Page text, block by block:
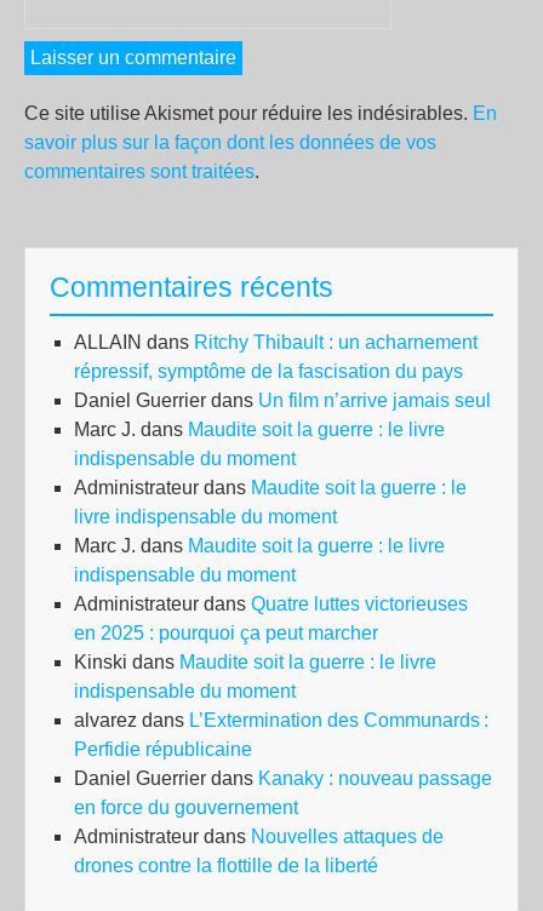
Ce site utilise Akismet pour réduire les indésirables. En
savoir plus sur la façon dont les données de vos
commentaires sont traitées.
Commentaires récents
ALLAIN dans Ritchy Thibault : un acharnement
répressif, symptôme de la fascisation du pays
Daniel Guerrier dans Un film n’arrive jamais seul
Marc J. dans Maudite soit la guerre : le livre
indispensable du moment
Administrateur dans Maudite soit la guerre : le
livre indispensable du moment
Marc J. dans Maudite soit la guerre : le livre
indispensable du moment
Administrateur dans Quatre luttes victorieuses
en 2025 : pourquoi ça peut marcher
Kinski dans Maudite soit la guerre : le livre
indispensable du moment
alvarez dans L’Extermination des Communards :
Perfidie républicaine
Daniel Guerrier dans Kanaky : nouveau passage
en force du gouvernement
Administrateur dans Nouvelles attaques de
drones contre la flottille de la liberté